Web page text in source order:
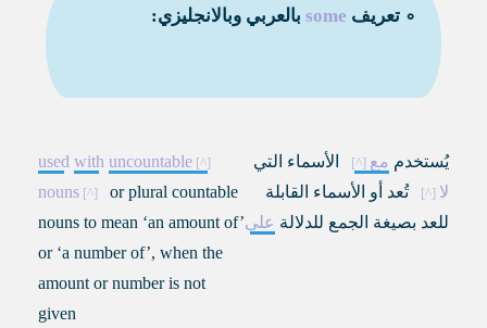
∘ تعريف some بالعربي وبالانجليزي:
يُستخدم مع
الأسماء التي
لا
تُعد أو الأسماء القابلة
للعد بصيغة الجمع للدلالة على
used with uncountable
nouns
or plural countable
nouns to mean ‘an amount of’
or ‘a number of’, when the
amount or number is not
given